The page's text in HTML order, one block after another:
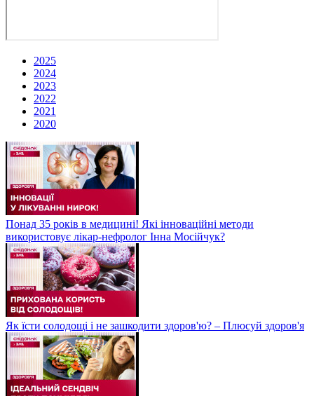
2025
2024
2023
2022
2021
2020
Понад 35 років в медицині! Які інноваційні методи
використовує лікар-нефролог Інна Мосійчук?
Як їсти солодощі і не зашкодити здоров'ю? – Плюсуй здоров'я